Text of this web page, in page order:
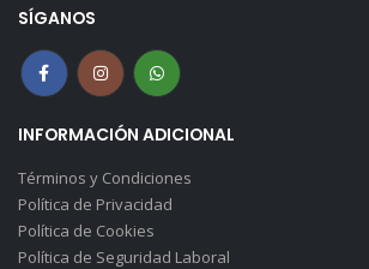
SÍGANOS
INFORMACIÓN ADICIONAL
Términos y Condiciones
Política de Privacidad
Política de Cookies
Política de Seguridad Laboral